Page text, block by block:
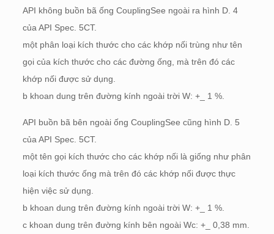
API không buồn bã ống CouplingSee ngoài ra hình D. 4
của API Spec. 5CT.
một phân loại kích thước cho các khớp nối trùng như tên
gọi của kích thước cho các đường ống, mà trên đó các
khớp nối được sử dụng.
b khoan dung trên đường kính ngoài trời W: +_ 1 %.
API buồn bã bên ngoài ống CouplingSee cũng hình D. 5
của API Spec. 5CT.
một tên gọi kích thước cho các khớp nối là giống như phân
loại kích thước ống mà trên đó các khớp nối được thực
hiện việc sử dụng.
b khoan dung trên đường kính ngoài trời W: +_ 1 %.
c khoan dung trên đường kính bên ngoài Wc: +_ 0,38 mm.